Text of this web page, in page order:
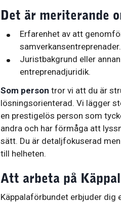
Det är meriterande
Erfarenhet av att
samverkansentreprenader.
Juristbakgrund eller
entreprenadjuridik.
Som person tror vi att du är
lösningsorienterad. Vi lägger
en prestigelös person som
andra och har förmåga att
sätt. Du är detaljfokuserad
till helheten.
Att arbeta på
Käppalaförbundet erbjuder dig